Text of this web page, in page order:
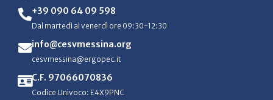
+39 090 64 09 598
Dal martedì al venerdì ore 09:30-12:30
info@cesvmessina.org
cesvmessina@ergopec.it
C.F. 97066070836
Codice Univoco: E4X9PNC